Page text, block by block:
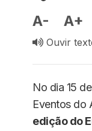
A- A+
Ouvir
No dia 15
Eventos do
edição do